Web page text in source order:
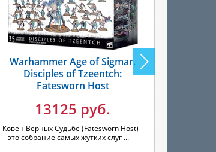
Warhammer Age of Sigmar.
Disciples of Tzeentch:
Fatesworn Host
13125 руб.
Ковен Верных Судьбе (Fatesworn Host)
– это собрание самых жутких слуг ...